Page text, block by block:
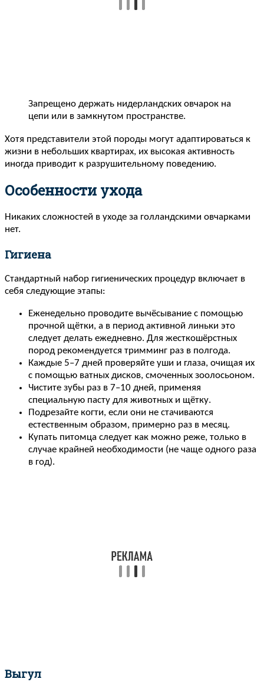
Запрещено держать нидерландских овчарок на
цепи или в замкнутом пространстве.
Хотя представители этой породы могут адаптироваться к
жизни в небольших квартирах, их высокая активность
иногда приводит к разрушительному поведению.
Особенности ухода
Никаких сложностей в уходе за голландскими овчарками
нет.
Гигиена
Стандартный набор гигиенических процедур включает в
себя следующие этапы:
Еженедельно проводите вычёсывание с помощью
прочной щётки, а в период активной линьки это
следует делать ежедневно. Для жесткошёрстных
пород рекомендуется тримминг раз в полгода.
Каждые 5–7 дней проверяйте уши и глаза, очищая их
с помощью ватных дисков, смоченных зоолосьоном.
Чистите зубы раз в 7–10 дней, применяя
специальную пасту для животных и щётку.
Подрезайте когти, если они не стачиваются
естественным образом, примерно раз в месяц.
Купать питомца следует как можно реже, только в
случае крайней необходимости (не чаще одного раза
в год).
Выгул